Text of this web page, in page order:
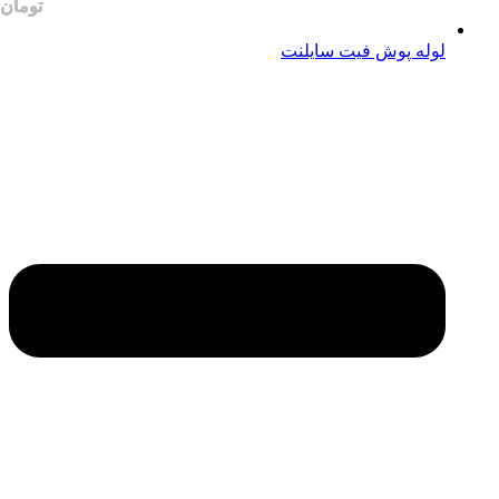
لوله پوش فیت سایلنت